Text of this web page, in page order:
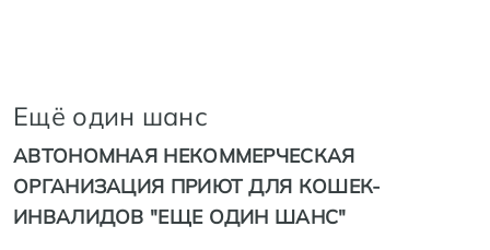
Ещё один шанс
АВТОНОМНАЯ НЕКОММЕРЧЕСКАЯ
ОРГАНИЗАЦИЯ ПРИЮТ ДЛЯ КОШЕК-
ИНВАЛИДОВ "ЕЩЕ ОДИН ШАНС"